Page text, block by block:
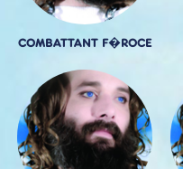
COMBATTANT F�ROCE